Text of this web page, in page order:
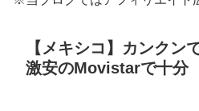
【メキシコ】カンクン
激安のMovistarで十分